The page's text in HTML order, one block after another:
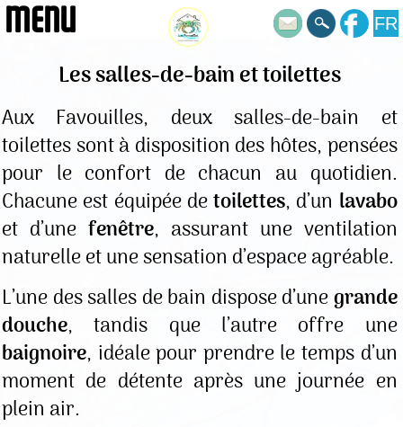
FR
MENU
Les salles-de-bain et toilettes
Aux Favouilles, deux salles-de-bain et
toilettes sont à disposition des hôtes, pensées
pour le confort de chacun au quotidien.
Chacune est équipée detoilettes, d’un lavabo
et d’une fenêtre, assurant une ventilation
naturelle et une sensation d’espace agréable.
L’une des salles de bain dispose d’unegrande
douche, tandis que l’autre offre une
baignoire, idéale pour prendre le temps d’un
moment de détente après une journée en
plein air.